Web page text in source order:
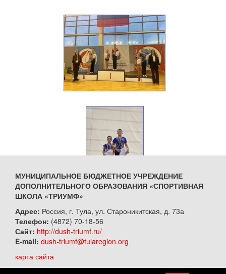
МУНИЦИПАЛЬНОЕ БЮДЖЕТНОЕ УЧРЕЖДЕНИЕ
ДОПОЛНИТЕЛЬНОГО ОБРАЗОВАНИЯ «СПОРТИВНАЯ
ШКОЛА «ТРИУМФ»
Адрес: Россия, г. Тула, ул. Староникитская, д. 73а
Телефон: (4872) 70-18-56
Сайт: http://dush-triumf.ru/
E-mail: dush-triumf@tularegion.org
карта сайта